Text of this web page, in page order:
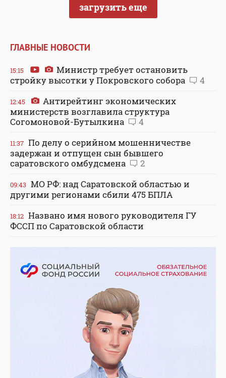
загрузить еще
ГЛАВНЫЕ НОВОСТИ
15:15
Министр требует остановить
стройку высотки у Покровского собора
4
12:45
Антирейтинг экономических
министерств возглавила структура
Согомоновой-Бутылкина
4
11:37 По делу о серийном мошенничестве
задержан и отпущен сын бывшего
саратовского омбудсмена
2
09:43 МО РФ: над Саратовской областью и
другими регионами сбили 475 БПЛА
18:12 Названо имя нового руководителя ГУ
ФССП по Саратовской области